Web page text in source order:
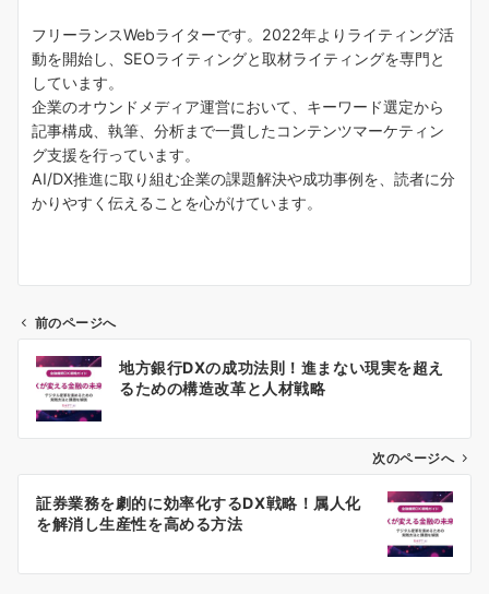
フリーランスWebライターです。2022年よりライティング活
動を開始し、SEOライティングと取材ライティングを専門と
しています。
企業のオウンドメディア運営において、キーワード選定から
記事構成、執筆、分析まで一貫したコンテンツマーケティン
グ支援を行っています。
AI/DX推進に取り組む企業の課題解決や成功事例を、読者に分
かりやすく伝えることを心がけています。
ビ
ン
前のページへ
地方銀行DXの成功法則！進まない現実を超え
るための構造改革と人材戦略
次のページへ
証券業務を劇的に効率化するDX戦略！属人化
を解消し生産性を高める方法